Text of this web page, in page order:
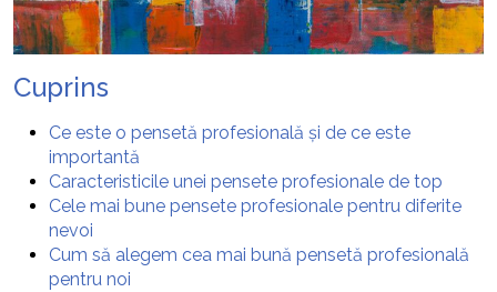
Cuprins
Ce este o pensetă profesională și de ce este
importantă
Caracteristicile unei pensete profesionale de top
Cele mai bune pensete profesionale pentru diferite
nevoi
Cum să alegem cea mai bună pensetă profesională
pentru noi